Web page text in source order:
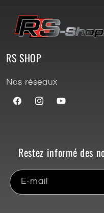
RS SHOP
Nos réseaux
FacebookInstagramYouTube
Restez informé des
E-mail